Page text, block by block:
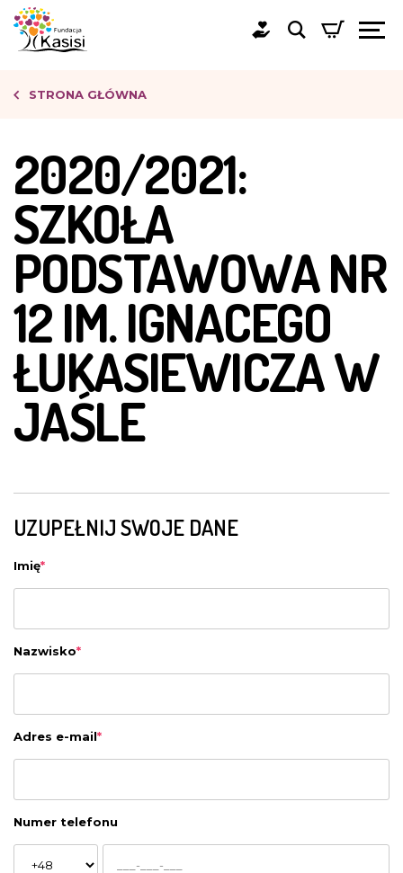
STRONA GŁÓWNA
2020/2021:
SZKOŁA
PODSTAWOWA NR
12 IM. IGNACEGO
ŁUKASIEWICZA W
JAŚLE
UZUPEŁNIJ SWOJE DANE
Imię*
Nazwisko*
Adres e-mail*
Numer telefonu